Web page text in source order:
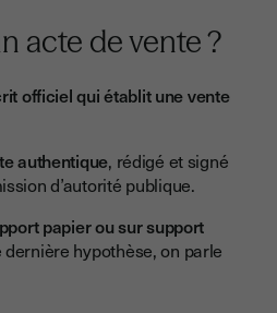
du vendeur ou de
définitif d’un bien immobilier, ce
acte de vente ?
officiel qui établit une vente
authentique, rédigé et signé
d’autorité publique.
papier ou sur support
hypothèse, on parle